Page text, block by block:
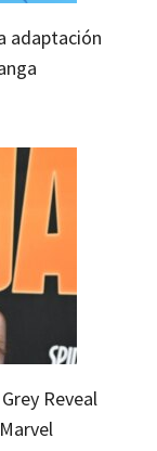
adaptación
Reveal